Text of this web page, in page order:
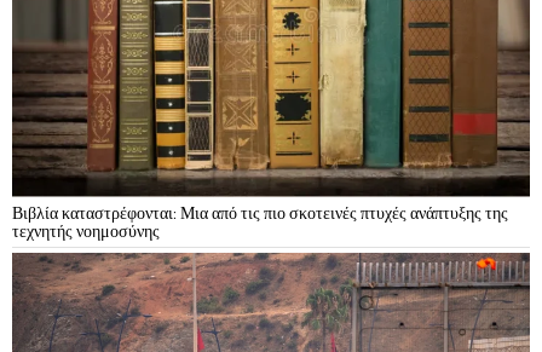
Βιβλία καταστρέφονται: Μια από τις πιο σκοτεινές πτυχές ανάπτυξης της
τεχνητής νοημοσύνης